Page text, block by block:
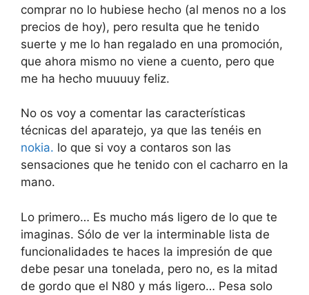
comprar no lo hubiese hecho (al menos no a los
precios de hoy), pero resulta que he tenido
suerte y me lo han regalado en una promoción,
que ahora mismo no viene a cuento, pero que
me ha hecho muuuuy feliz.
No os voy a comentar las características
técnicas del aparatejo, ya que las tenéis en
nokia. lo que si voy a contaros son las
sensaciones que he tenido con el cacharro en la
mano.
Lo primero… Es mucho más ligero de lo que te
imaginas. Sólo de ver la interminable lista de
funcionalidades te haces la impresión de que
debe pesar una tonelada, pero no, es la mitad
de gordo que el N80 y más ligero… Pesa solo